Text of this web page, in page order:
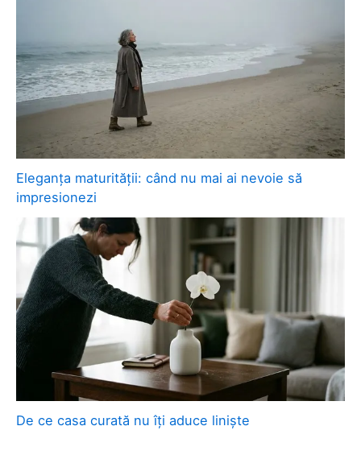
Eleganța maturității: când nu mai ai nevoie să
impresionezi
De ce casa curată nu îți aduce liniște